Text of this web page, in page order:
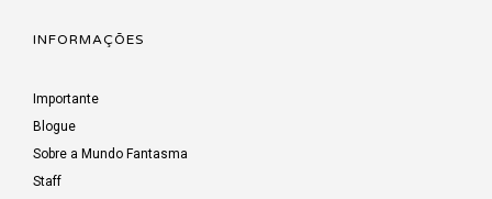
INFORMAÇÕES
Importante
Blogue
Sobre a Mundo Fantasma
Staff